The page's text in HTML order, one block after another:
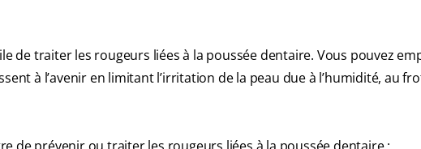
de traiter les rougeurs liées à la poussée dentaire. Vous pouvez
à l’avenir en limitant l’irritation de la peau due à l’humidité, au